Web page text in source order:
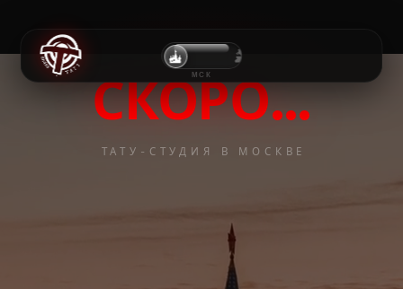
МСК
СКОРО…
ТАТУ-СТУДИЯ В МОСКВЕ